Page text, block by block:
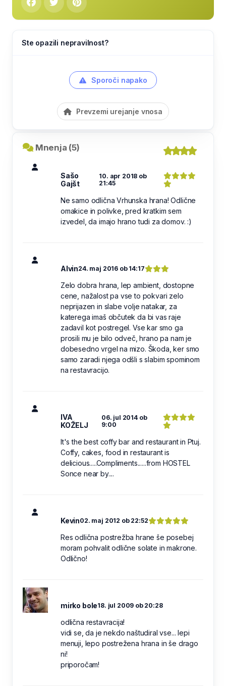
Ste opazili nepravilnost?
Sporoči napako
Prevzemi urejanje vnosa
Mnenja (5)
Sašo
Gajšt
10. apr 2018 ob
21:45
Ne samo odlična Vrhunska hrana! Odlične
omakice in polivke, pred kratkim sem
izvedel, da imajo hrano tudi za domov. :)
Alvin24. maj 2016 ob 14:17
Zelo dobra hrana, lep ambient, dostopne
cene, nažalost pa vse to pokvari zelo
neprijazen in slabe volje natakar, za
katerega imaš občutek da bi vas raje
zadavil kot postregel. Vse kar smo ga
prosili mu je bilo odveč, hrano pa nam je
dobesedno vrgel na mizo. Škoda, ker smo
samo zaradi njega odšli s slabim spominom
na restavracijo.
IVA
KOŽELJ
06. jul 2014 ob
9:00
It's the best coffy bar and restaurant in Ptuj.
Coffy, cakes, food in restaurant is
delicious.....Compliments......from HOSTEL
Sonce near by....
Kevin02. maj 2012 ob 22:52
Res odlična postrežba hrane še posebej
moram pohvalit odlične solate in makrone.
Odlično!
mirko bole18. jul 2009 ob 20:28
odlična restavracija!
vidi se, da je nekdo naštudiral vse... lepi
menuji, lepo postrežena hrana in še drago
ni!
priporočam!